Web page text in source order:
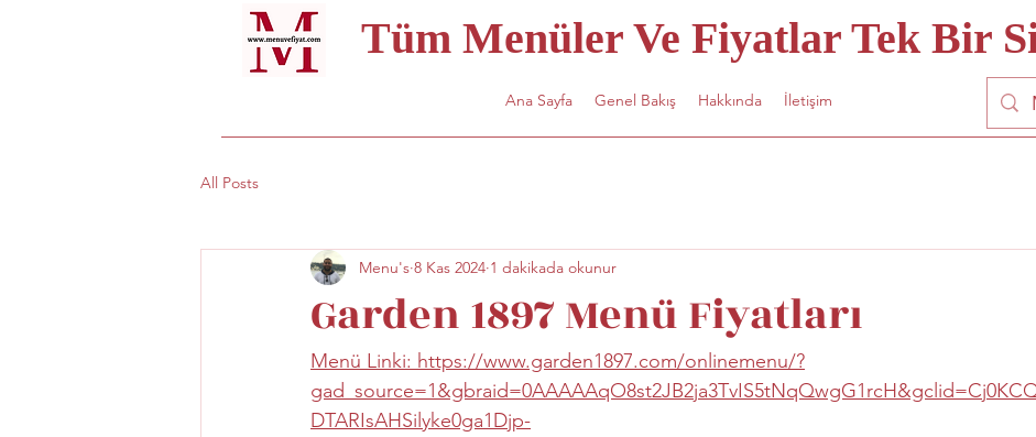
Tüm Menüler Ve Fiyatlar Tek Bir
Ana Sayfa Genel Bakış Hakkında İletişim
All Posts
Garden 1897 Menü Fiyatları
Menu's 8 Kas 2024 1 dakikada okunur
Menü Linki: https://www.garden1897.com/onlinemenu/?
DTARIsAHSilyke0ga1Djp-